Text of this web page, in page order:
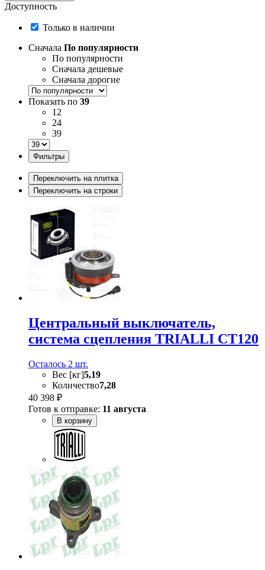
Доступность
Только в наличии
Сначала По популярности
По популярности
Сначала дешевые
Сначала дорогие
Показать по 39
12
24
39
Фильтры
Переключить на плитка
Переключить на строки
Центральный выключатель,
система сцепления TRIALLI CT120
Осталось 2 шт.
Вес [кг]5,19
Количество7,28
40 398 ₽
Готов к отправке: 11 августа
В корзину